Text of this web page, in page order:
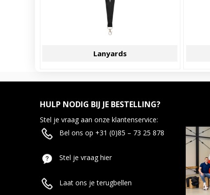
Lanyards
HULP NODIG BIJ JE BESTELLING?
Stel je vraag aan onze klantenservice:
Bel ons op +31 (0)85 – 73 25 878
Stel je vraag hier
Laat ons je terugbellen